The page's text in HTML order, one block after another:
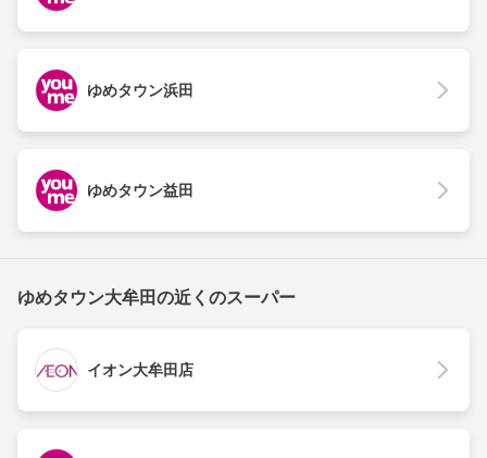
ゆめタウン浜田
ゆめタウン益田
ゆめタウン大牟田の近くのスーパー
イオン大牟田店